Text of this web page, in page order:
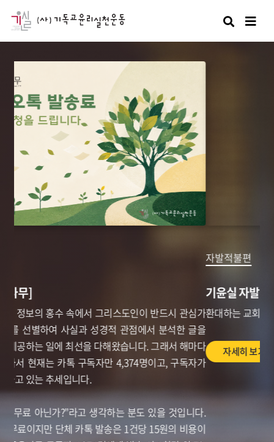
검색
기윤실 자발적불편운동 연중캠페인
환대하는 교회, 차별없는 일상 <장애인, 비장애인이 동행해요!>
자세히 보기
이전